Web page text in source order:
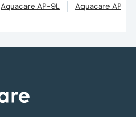
Aquacare AP-9L Aquacare AP-